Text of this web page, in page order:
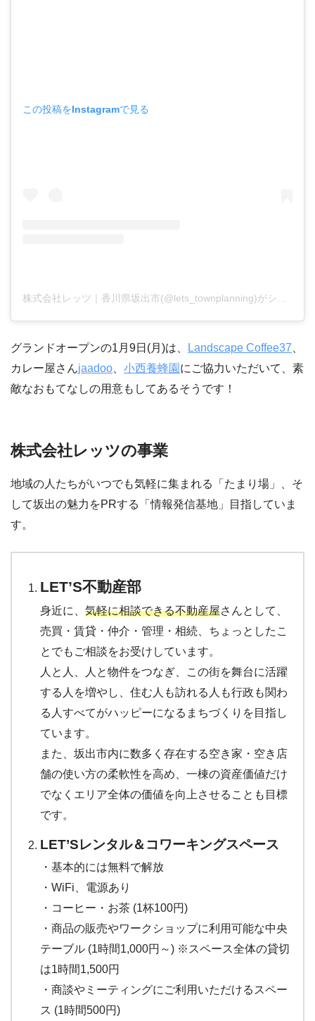
この投稿をInstagramで見る
グランドオープンの1月9日(月)は、 Landscape Coffee37
カレー屋さん⁡jaadoo 小西養蜂園 にご協力いただいて、素
敵なおもてなしの用意もしてあるそうです！
株式会社レッツの事業
地域の人たちがいつでも気軽に集まれる「たまり場」、そ
して坂出の魅力をPRする「情報発信基地」目指していま
す。⁡
LET’S不動産⁡部
⁡身近に、 気軽に相談できる不動産屋さんとして、
売買・賃貸・仲介・管理・相続、ちょっとしたこ
とでもご相談をお受けしています。⁡
人と人、人と物件をつなぎ、この街を舞台に活躍
する人を増やし、住む人も訪れる人も行政も関わ
る人すべてがハッピーになるまちづくりを目指し
ています。
また、坂出市内に数多く存在する空き家・空き店
舗⁡の使い方の柔軟性を高め、一棟の資産価値だけ
でなくエリア全体の価値を向上させることも目標
です。⁡
LET’Sレンタル＆コワーキングスペース
・基本的には無料で解放
・⁡WiFi、電源あり
・⁡⁡コーヒー・お茶 (1杯100円)
・商品の販売やワークショップに利用可能な中央
テーブル (1時間1,000円～) ※スペース全体の貸切
は1時間1,500円
⁡・商談やミーティングにご利用いただけるスペー
ス (1時間500円)⁡